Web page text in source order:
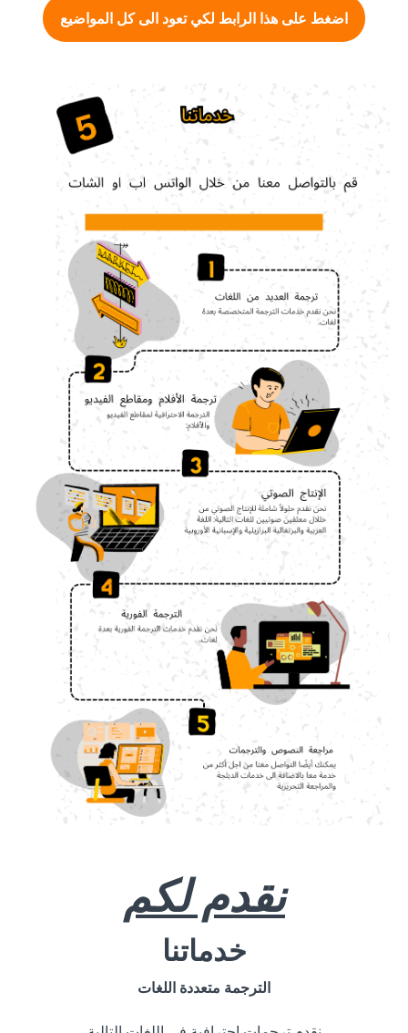
اضغط على هذا الرابط لكي تعود الى كل المواضيع
نقدم لكم
خدماتنا
الترجمة متعددة اللغات